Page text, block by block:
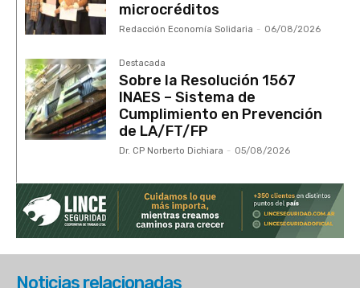
microcréditos
Redacción Economía Solidaria - 06/08/2026
Destacada
Sobre la Resolución 1567
INAES – Sistema de
Cumplimiento en Prevención
de LA/FT/FP
Dr. CP Norberto Dichiara - 05/08/2026
Noticias relacionadas